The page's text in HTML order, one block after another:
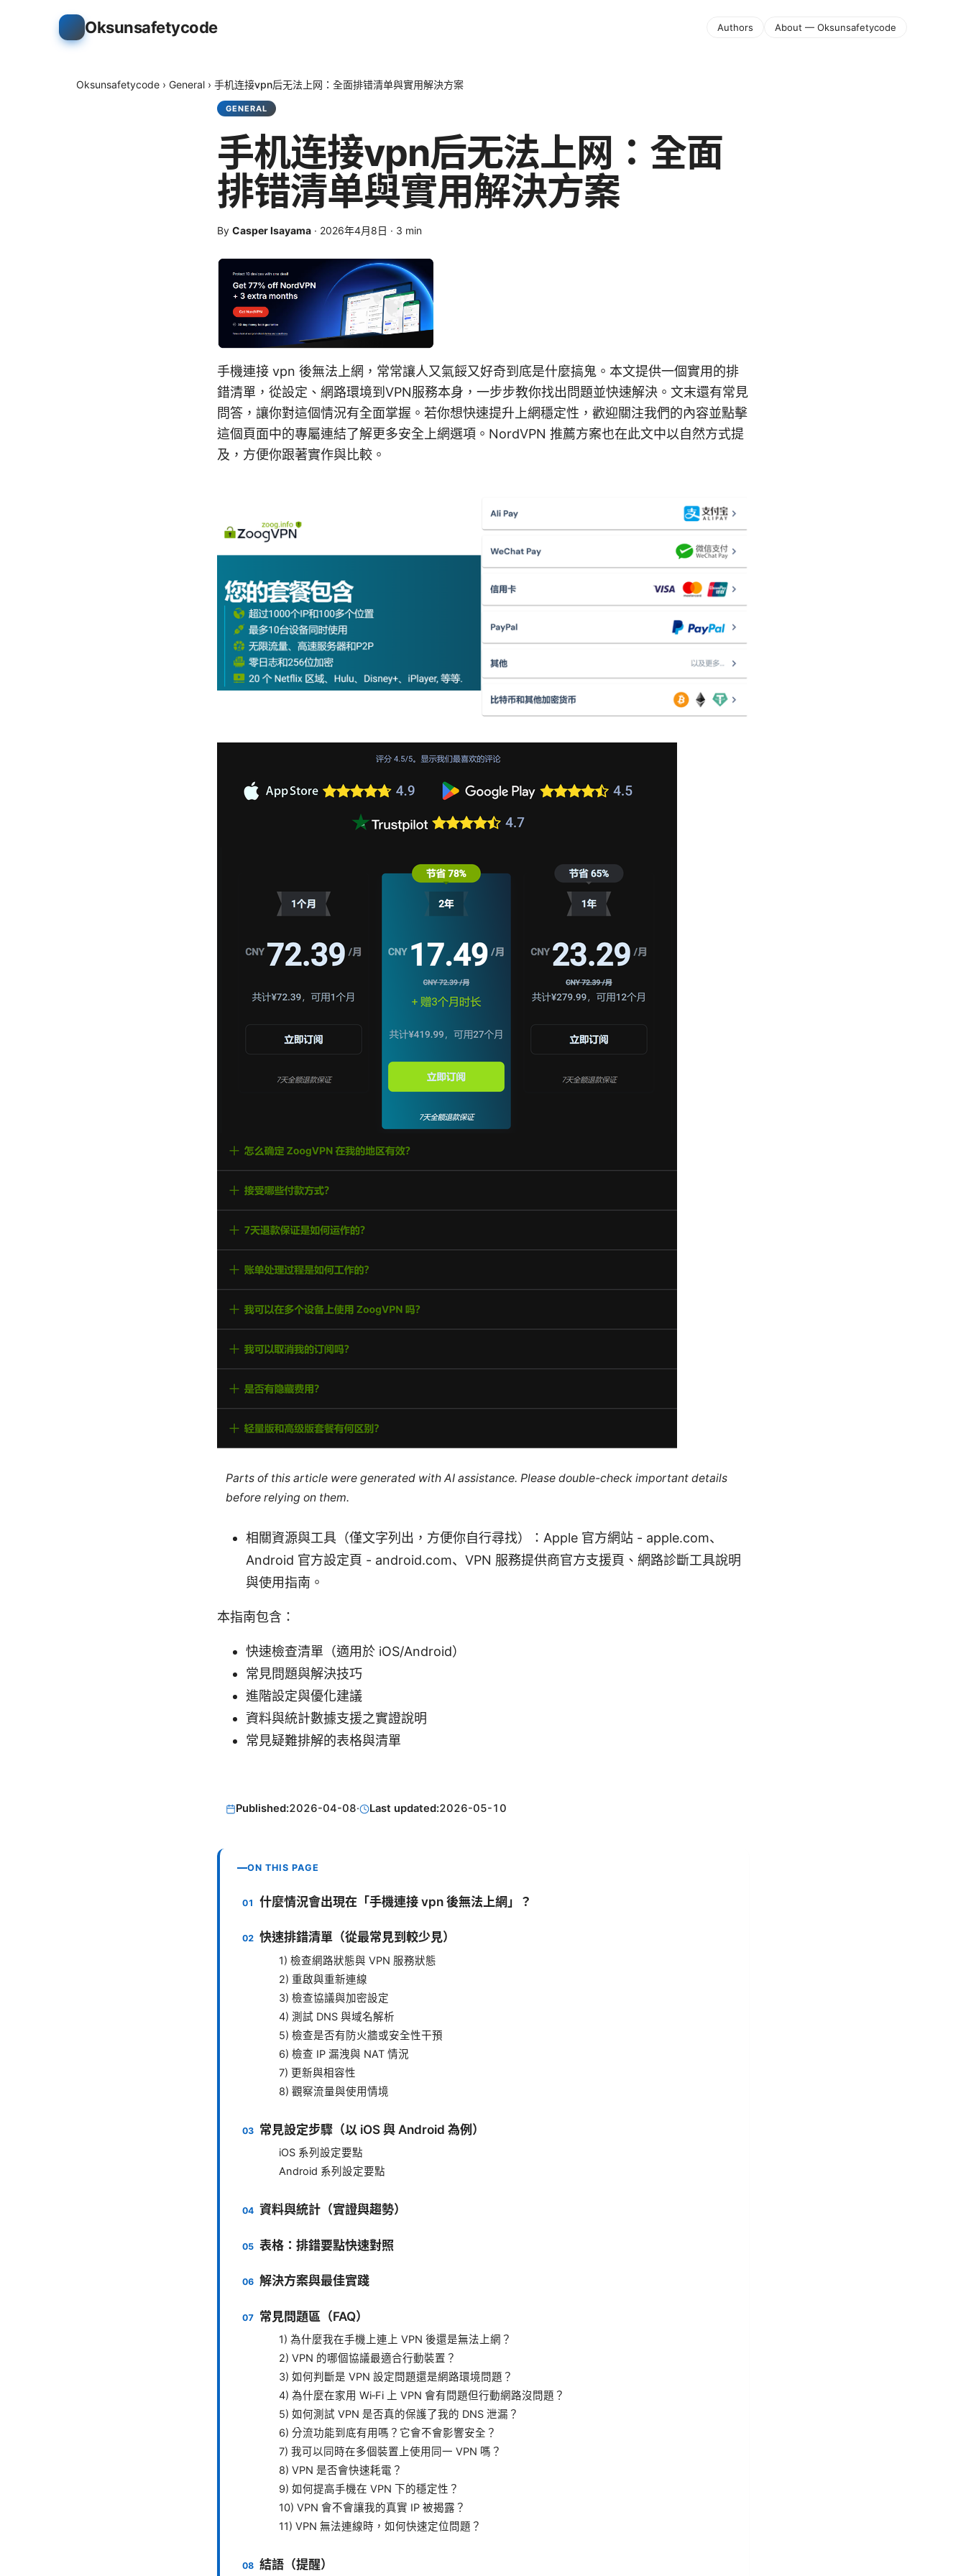
Oksunsafetycode Authors About — Oksunsafetycode
Oksunsafetycode › General › 手机连接vpn后无法上网：全面排错清单與實用解決方案
GENERAL
手机连接vpn后无法上网：全面
排错清单與實用解決方案
By Casper Isayama · 2026年4月8日 · 3 min
手機連接 vpn 後無法上網，常常讓人又氣餒又好奇到底是什麼搞鬼。本文提供一個實用的排
錯清單，從設定、網路環境到VPN服務本身，一步步教你找出問題並快速解決。文末還有常見
問答，讓你對這個情況有全面掌握。若你想快速提升上網穩定性，歡迎關注我們的內容並點擊
這個頁面中的專屬連結了解更多安全上網選項。NordVPN 推薦方案也在此文中以自然方式提
及，方便你跟著實作與比較。
Parts of this article were generated with AI assistance. Please double-check important details
before relying on them.
相關資源與工具（僅文字列出，方便你自行尋找）：Apple 官方網站 - apple.com、
Android 官方設定頁 - android.com、VPN 服務提供商官方支援頁、網路診斷工具說明
與使用指南。
本指南包含：
快速檢查清單（適用於 iOS/Android）
常見問題與解決技巧
進階設定與優化建議
資料與統計數據支援之實證說明
常見疑難排解的表格與清單
Published:2026-04-08· Last updated:2026-05-10
ON THIS PAGE
什麼情況會出現在「手機連接 vpn 後無法上網」？
快速排錯清單（從最常見到較少見）
1) 檢查網路狀態與 VPN 服務狀態
2) 重啟與重新連線
3) 檢查協議與加密設定
4) 測試 DNS 與域名解析
5) 檢查是否有防火牆或安全性干預
6) 檢查 IP 漏洩與 NAT 情況
7) 更新與相容性
8) 觀察流量與使用情境
常見設定步驟（以 iOS 與 Android 為例）
iOS 系列設定要點
Android 系列設定要點
資料與統計（實證與趨勢）
表格：排錯要點快速對照
解決方案與最佳實踐
常見問題區（FAQ）
1) 為什麼我在手機上連上 VPN 後還是無法上網？
2) VPN 的哪個協議最適合行動裝置？
3) 如何判斷是 VPN 設定問題還是網路環境問題？
4) 為什麼在家用 Wi‑Fi 上 VPN 會有問題但行動網路沒問題？
5) 如何測試 VPN 是否真的保護了我的 DNS 泄漏？
6) 分流功能到底有用嗎？它會不會影響安全？
7) 我可以同時在多個裝置上使用同一 VPN 嗎？
8) VPN 是否會快速耗電？
9) 如何提高手機在 VPN 下的穩定性？
10) VPN 會不會讓我的真實 IP 被揭露？
11) VPN 無法連線時，如何快速定位問題？
結語（提醒）